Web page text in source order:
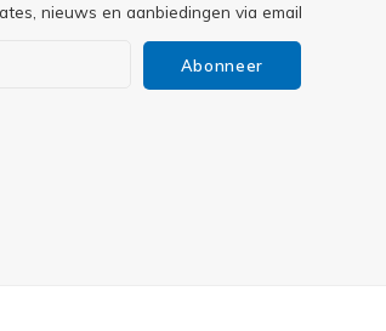
nieuws en aanbiedingen via email
Abonneer